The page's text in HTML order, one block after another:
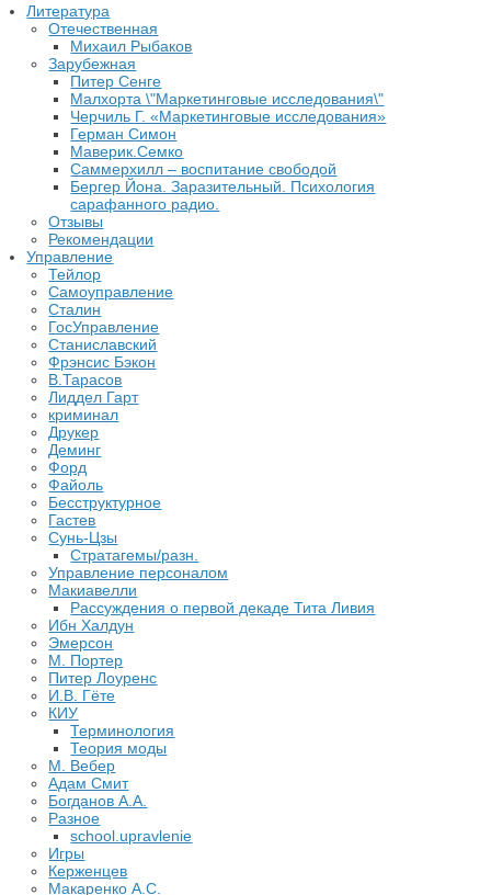
Литература
Отечественная
Михаил Рыбаков
Зарубежная
Питер Сенге
Малхорта \"Маркетинговые исследования\"
Черчиль Г. «Маркетинговые исследования»
Герман Симон
Маверик.Семко
Саммерхилл – воспитание свободой
Бергер Йона. Заразительный. Психология
сарафанного радио.
Отзывы
Рекомендации
Управление
Тейлор
Самоуправление
Сталин
ГосУправление
Станиславский
Фрэнсис Бэкон
В.Тарасов
Лиддел Гарт
криминал
Друкер
Деминг
Форд
Файоль
Бесструктурное
Гастев
Сунь-Цзы
Стратагемы/разн.
Управление персоналом
Макиавелли
Рассуждения о первой декаде Тита Ливия
Ибн Халдун
Эмерсон
М. Портер
Питер Лоуренс
И.В. Гёте
КИУ
Терминология
Теория моды
М. Вебер
Адам Смит
Богданов А.А.
Разное
school.upravlenie
Игры
Керженцев
Макаренко А.С.